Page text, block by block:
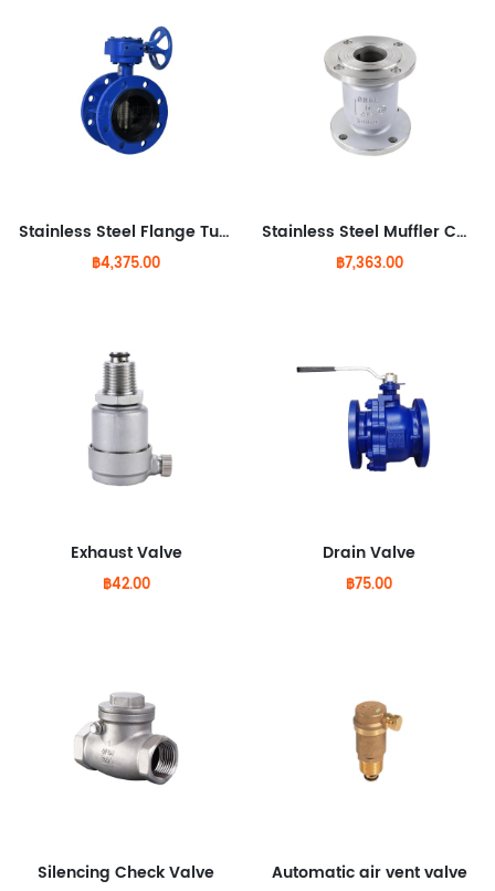
Stainless Steel Flange Turbine Butterfly Valve
฿4,375.00
Stainless Steel Muffler Check Valve
฿7,363.00
Exhaust Valve
฿42.00
Drain Valve
฿75.00
Silencing Check Valve Automatic air vent valve